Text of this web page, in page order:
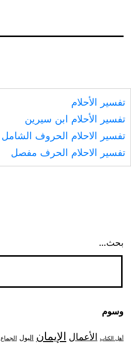
المقالات
تفسير الأحلام
تفسير الأحلام ابن سيرين
تفسير الاحلام الحروف الشامل
تفسير الاحلام الحرف مفصل
بحث…
وسوم
أهل الكتاب الأعمال الإيمان البول الجماع